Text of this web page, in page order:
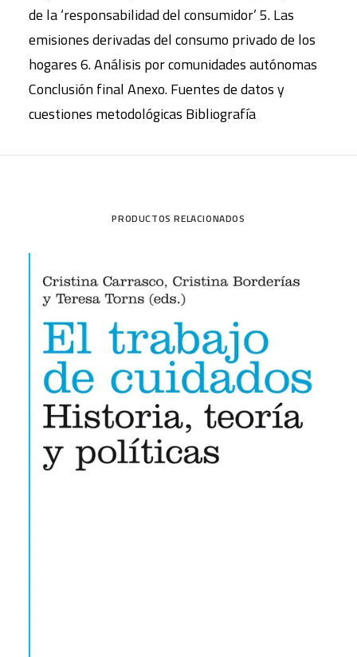
de la ‘responsabilidad del consumidor’ 5. Las
emisiones derivadas del consumo privado de los
hogares 6. Análisis por comunidades autónomas
Conclusión final Anexo. Fuentes de datos y
cuestiones metodológicas Bibliografía
PRODUCTOS RELACIONADOS